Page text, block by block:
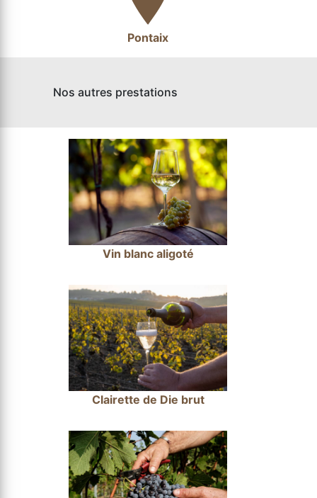
Pontaix
Nos autres prestations
Vin blanc aligoté
Clairette de Die brut